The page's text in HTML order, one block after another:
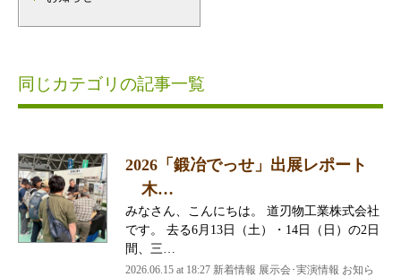
同じカテゴリの記事一覧
2026「鍛冶でっせ」出展レポート
木…
みなさん、こんにちは。 道刃物工業株式会社
です。 去る6月13日（土）・14日（日）の2日
間、三…
2026.06.15 at 18:27 新着情報 展示会･実演情報 お知ら